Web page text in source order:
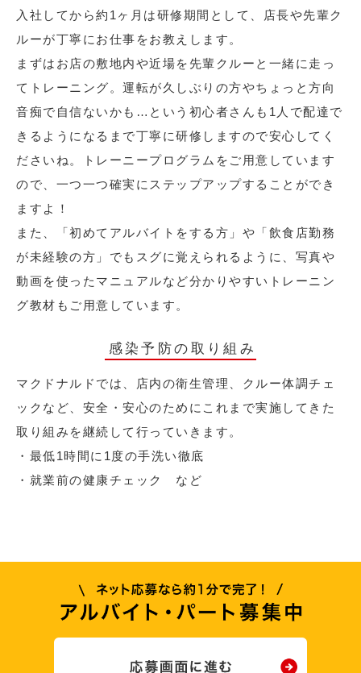
入社してから約1ヶ月は研修期間として、店長や先輩ク
ルーが丁寧にお仕事をお教えします。
まずはお店の敷地内や近場を先輩クルーと一緒に走っ
てトレーニング。運転が久しぶりの方やちょっと方向
音痴で自信ないかも…という初心者さんも1人で配達で
きるようになるまで丁寧に研修しますので安心してく
ださいね。トレーニープログラムをご用意しています
ので、一つ一つ確実にステップアップすることができ
ますよ！
また、「初めてアルバイトをする方」や「飲食店勤務
が未経験の方」でもスグに覚えられるように、写真や
動画を使ったマニュアルなど分かりやすいトレーニン
グ教材もご用意しています。
感染予防の取り組み
マクドナルドでは、店内の衛生管理、クルー体調チェ
ックなど、安全・安心のためにこれまで実施してきた
取り組みを継続して行っていきます。
・最低1時間に1度の手洗い徹底
・就業前の健康チェック など